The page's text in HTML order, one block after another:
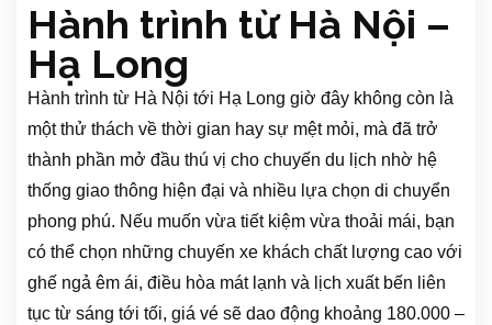
Hành trình từ Hà Nội –
Hạ Long
Hành trình từ Hà Nội tới Hạ Long giờ đây không còn là
một thử thách về thời gian hay sự mệt mỏi, mà đã trở
thành phần mở đầu thú vị cho chuyến du lịch nhờ hệ
thống giao thông hiện đại và nhiều lựa chọn di chuyển
phong phú. Nếu muốn vừa tiết kiệm vừa thoải mái, bạn
có thể chọn những chuyến xe khách chất lượng cao với
ghế ngả êm ái, điều hòa mát lạnh và lịch xuất bến liên
tục từ sáng tới tối, giá vé sẽ dao động khoảng 180.000 –